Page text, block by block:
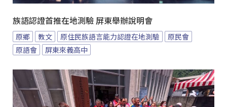
族語認證首推在地測驗 屏東舉辦說明會
原鄉 教文 原住民族語言能力認證在地測驗
原民會
原語會
屏東來義高中